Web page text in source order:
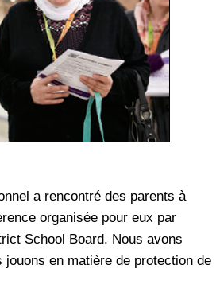
a rencontré des parents à
organisée pour eux par
School Board. Nous avons
jouons en matière de protection de